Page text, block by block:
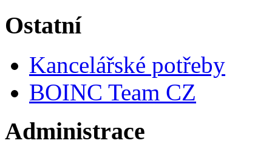
Ostatní
Kancelářské potřeby
BOINC Team CZ
Administrace